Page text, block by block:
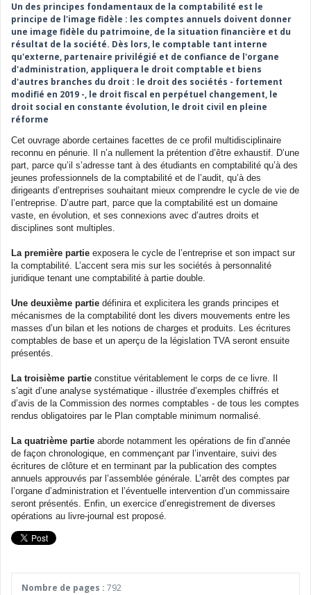
Un des principes fondamentaux de la comptabilité est le
principe de l'image fidèle : les comptes annuels doivent donner
une image fidèle du patrimoine, de la situation financière et du
résultat de la société. Dès lors, le comptable tant interne
qu'externe, partenaire privilégié et de confiance de l'organe
d'administration, appliquera le droit comptable et biens
d'autres branches du droit : le droit des sociétés - fortement
modifié en 2019 -, le droit fiscal en perpétuel changement, le
droit social en constante évolution, le droit civil en pleine
réforme
Cet ouvrage aborde certaines facettes de ce profil multidisciplinaire
reconnu en pénurie. Il n’a nullement la prétention d’être exhaustif. D’une
part, parce qu’il s’adresse tant à des étudiants en comptabilité qu’à des
jeunes professionnels de la comptabilité et de l’audit, qu’à des
dirigeants d’entreprises souhaitant mieux comprendre le cycle de vie de
l’entreprise. D’autre part, parce que la comptabilité est un domaine
vaste, en évolution, et ses connexions avec d’autres droits et
disciplines sont multiples.
La première partie exposera le cycle de l’entreprise et son impact sur
la comptabilité. L’accent sera mis sur les sociétés à personnalité
juridique tenant une comptabilité à partie double.
Une deuxième partie définira et explicitera les grands principes et
mécanismes de la comptabilité dont les divers mouvements entre les
masses d’un bilan et les notions de charges et produits. Les écritures
comptables de base et un aperçu de la législation TVA seront ensuite
présentés.
La troisième partie constitue véritablement le corps de ce livre. Il
s’agit d’une analyse systématique - illustrée d’exemples chiffrés et
d’avis de la Commission des normes comptables - de tous les comptes
rendus obligatoires par le Plan comptable minimum normalisé.
La quatrième partie aborde notamment les opérations de fin d’année
de façon chronologique, en commençant par l’inventaire, suivi des
écritures de clôture et en terminant par la publication des comptes
annuels approuvés par l’assemblée générale. L’arrêt des comptes par
l’organe d’administration et l’éventuelle intervention d’un commissaire
seront présentés. Enfin, un exercice d’enregistrement de diverses
opérations au livre-journal est proposé.
Nombre de pages : 792